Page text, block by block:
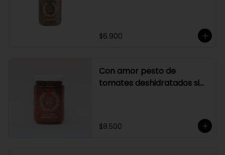
$6.900
Con amor pesto de
tomates deshidratados sin
$8.500